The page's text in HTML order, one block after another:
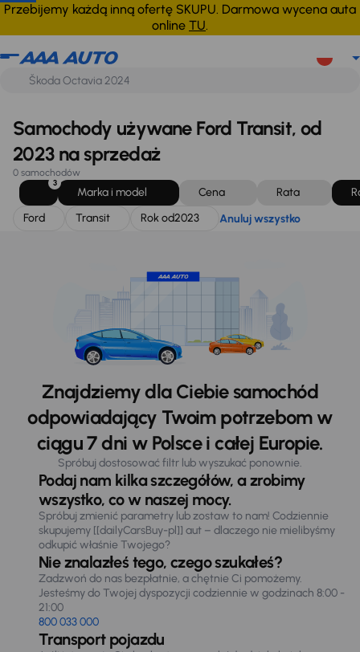
Przebijemy każdą inną ofertę SKUPU. Darmowa wycena auta
online TU.
Ford Transit Rok od2023 Anuluj wszystko
Samochody używane Ford Transit, od
2023 na sprzedaż
0 samochodów
3
Marka i model Cena Rata
Ford
Transit Rok od2023 Anuluj wszystko
Znajdziemy dla Ciebie samochód
odpowiadający Twoim potrzebom w
ciągu 7 dni w Polsce i całej Europie.
Spróbuj dostosować filtr lub wyszukać ponownie.
Podaj nam kilka szczegółów, a zrobimy
wszystko, co w naszej mocy.
Spróbuj zmienić parametry lub zostaw to nam! Codziennie
skupujemy [[dailyCarsBuy-pl]] aut – dlaczego nie mielibyśmy
odkupić właśnie Twojego?
Nie znalazłeś tego, czego szukałeś?
Zadzwoń do nas bezpłatnie, a chętnie Ci pomożemy.
Jesteśmy do Twojej dyspozycji codziennie w godzinach 8:00 -
21:00
800 033 000
Transport pojazdu